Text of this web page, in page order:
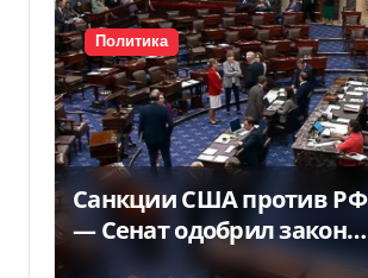
Политика
Санкции США против РФ
— Сенат одобрил закон
Грема — Фокус